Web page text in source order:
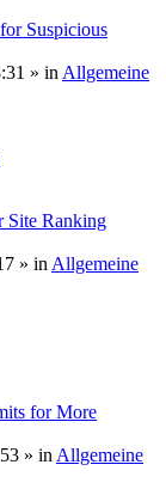
Suspicious
» in Allgemeine
Site Ranking
» in Allgemeine
for More
» in Allgemeine